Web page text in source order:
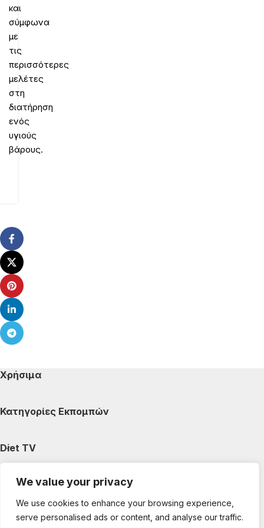
We value your privacy
We use cookies to enhance your browsing experience,
serve personalised ads or content, and analyse our traffic.
και
σύμφωνα
με
τις
περισσότερες
μελέτες
στη
διατήρηση
ενός
υγιούς
βάρους.
Χρήσιμα
Κατηγορίες Εκπομπών
Diet TV
Κατηγορίες Άρθρων
Ακολουθήστε μας